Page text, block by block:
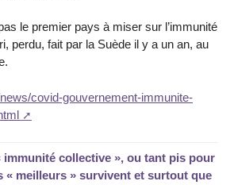
le premier pays à miser sur l’immunité
perdu, fait par la Suède il y a un an, au
covid-gouvernement-immunite-
immunité collective », ou tant pis pour
« meilleurs » survivent et surtout que